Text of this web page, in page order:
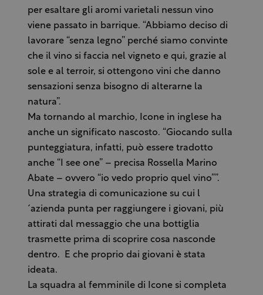
per esaltare gli aromi varietali nessun vino
viene passato in barrique. “Abbiamo deciso di
lavorare “senza legno” perché siamo convinte
che il vino si faccia nel vigneto e qui, grazie al
sole e al terroir, si ottengono vini che danno
sensazioni senza bisogno di alterarne la
natura”.
Ma tornando al marchio, Icone in inglese ha
anche un significato nascosto. “Giocando sulla
punteggiatura, infatti, può essere tradotto
anche “I see one” – precisa Rossella Marino
Abate – ovvero “io vedo proprio quel vino””.
Una strategia di comunicazione su cui l
´azienda punta per raggiungere i giovani, più
attirati dal messaggio che una bottiglia
trasmette prima di scoprire cosa nasconde
dentro. E che proprio dai giovani è stata
ideata.
La squadra al femminile di Icone si completa